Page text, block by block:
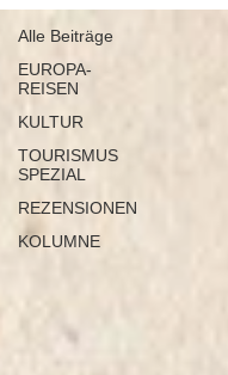
Alle Beiträge
EUROPA-
REISEN
KULTUR
TOURISMUS
SPEZIAL
REZENSIONEN
KOLUMNE